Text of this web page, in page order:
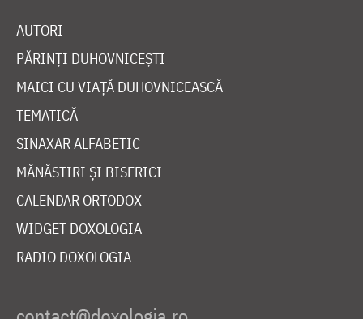
AUTORI
PĂRINȚI DUHOVNICEȘTI
MAICI CU VIAȚĂ DUHOVNICEASCĂ
TEMATICĂ
SINAXAR ALFABETIC
MĂNĂSTIRI ȘI BISERICI
CALENDAR ORTODOX
WIDGET DOXOLOGIA
RADIO DOXOLOGIA